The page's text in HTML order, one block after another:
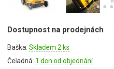
Benzínové sekačky
Akumulátorové sekačky
Dostupnost na prodejnách
Baška: Skladem 2 ks
Čeladná: 1 den od objednání